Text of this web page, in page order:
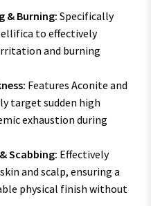
& Burning: Specifically
to effectively
and burning
Features Aconite and
target sudden high
exhaustion during
Scabbing: Effectively
and scalp, ensuring a
physical finish without